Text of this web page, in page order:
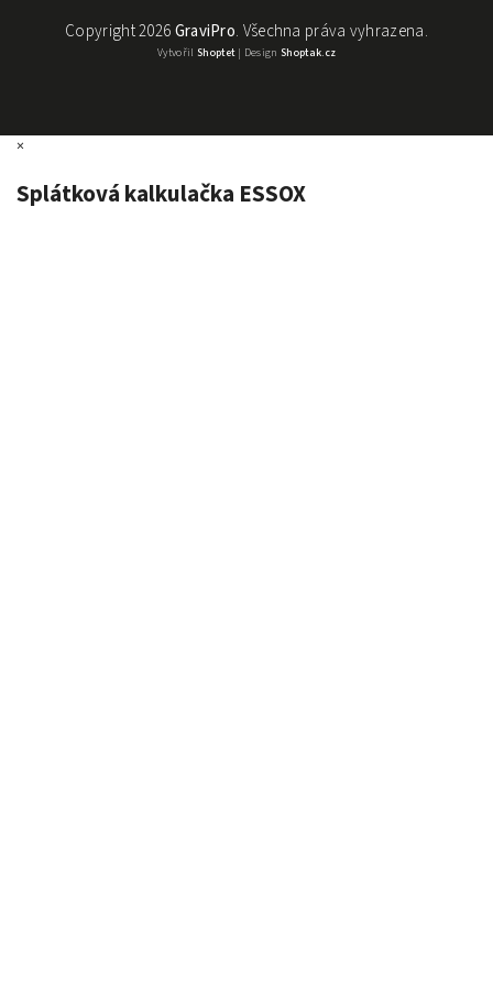
Copyright 2026GraviPro. Všechna práva vyhrazena.
Vytvořil Shoptet| Design Shoptak.cz
×
Splátková kalkulačka ESSOX